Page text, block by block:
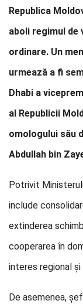
Republica
aboli regimul
ordinare. Un
urmează a fi
Dhabi a
al Republicii
omologului său
Abdullah bin
Potrivit
include
extinderea
cooperarea în
interes regional
De asemenea,